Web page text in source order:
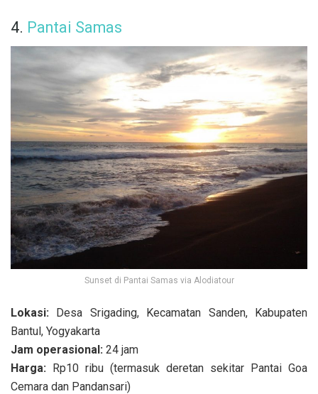
4. Pantai Samas
Sunset di Pantai Samas via Alodiatour
Lokasi: Desa Srigading, Kecamatan Sanden, Kabupaten
Bantul, Yogyakarta
Jam operasional: 24 jam
Harga: Rp10 ribu (termasuk deretan sekitar Pantai Goa
Cemara dan Pandansari)